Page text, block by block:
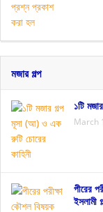
মজার গল্প
১টি
March
পীরের
ইসলামী